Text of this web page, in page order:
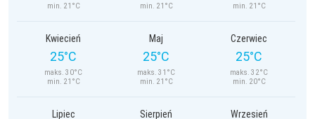
min. 21°C
min. 21°C
min. 21°C
Kwiecień
25°C
maks. 30°C
min. 21°C
Maj
25°C
maks. 31°C
min. 21°C
Czerwiec
25°C
maks. 32°C
min. 20°C
Lipiec Sierpień Wrzesień